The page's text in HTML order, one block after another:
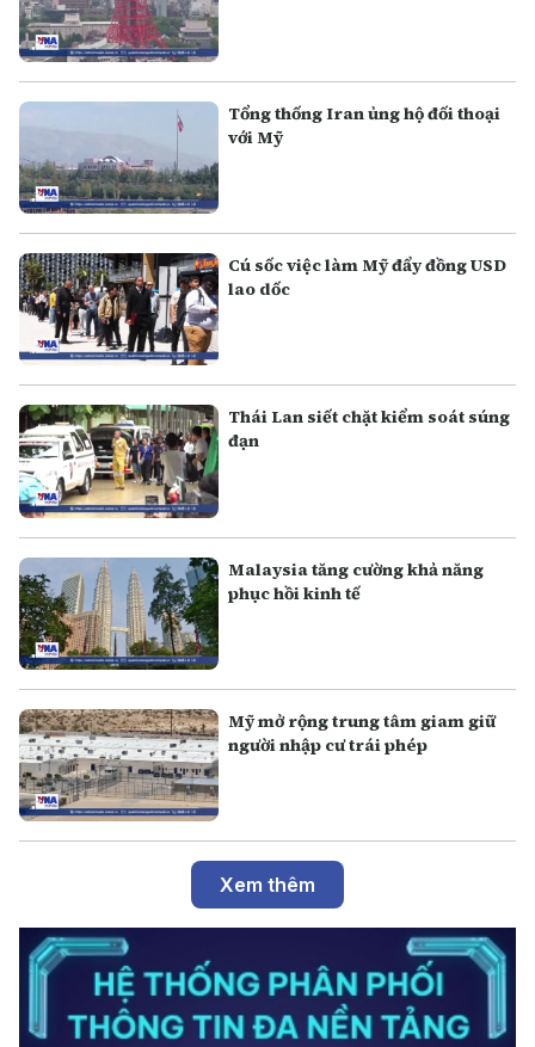
Tổng thống Iran ủng hộ đối thoại
với Mỹ
Cú sốc việc làm Mỹ đẩy đồng USD
lao dốc
Thái Lan siết chặt kiểm soát súng
đạn
Malaysia tăng cường khả năng
phục hồi kinh tế
Mỹ mở rộng trung tâm giam giữ
người nhập cư trái phép
Xem thêm